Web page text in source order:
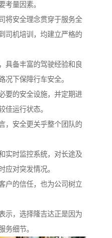
考量因素。
将安全理念贯穿于服务全
司机培训，均建立严格的
具备丰富的驾驶经验和良
况下保障行车安全。
要的安全设施，并定期进
佳运行状态。
，安全更关乎整个团队的
实时监控系统，对长途及
应对突发情况。
户的信任，也为公司树立
示，选择隆吉达正是因为
务细节。